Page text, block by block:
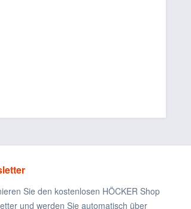
Sie den kostenlosen HÖCKER Shop
und werden Sie automatisch über